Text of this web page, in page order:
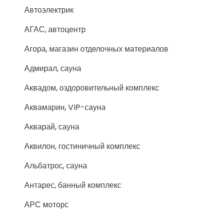
Автоэлектрик
АГАС, автоцентр
Агора, магазин отделочных материалов
Адмирал, сауна
Аквадом, оздоровительный комплекс
Аквамарин, VIP-сауна
Акварай, сауна
Аквилон, гостиничный комплекс
Альбатрос, сауна
Антарес, банный комплекс
АРС моторс